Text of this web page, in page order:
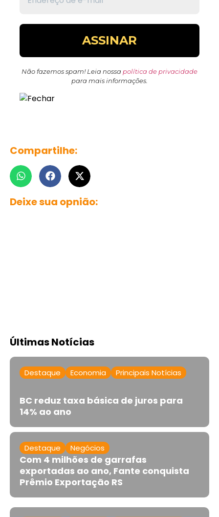
Não fazemos spam! Leia nossapolítica de privacidade
para mais informações.
Compartilhe:
Deixe sua opnião:
Últimas Notícias
Destaque Economia Principais Notícias
BC reduz taxa básica de juros para
14% ao ano
Destaque Negócios
Com 4 milhões de garrafas
exportadas ao ano, Fante conquista
Prêmio Exportação RS